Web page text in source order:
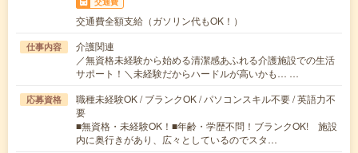
交通費全額支給（ガソリン代もOK！）
仕事内容
介護関連
／無資格未経験から始める清潔感あふれる介護施設での生活
サポート！＼未経験だからハードルが高いかも… …
応募資格
職種未経験OK / ブランクOK / パソコンスキル不要 / 英語力不
要
■無資格・未経験OK！■年齢・学歴不問！ブランクOK! 施設
内に奥行きがあり、広々としているのでスタ…